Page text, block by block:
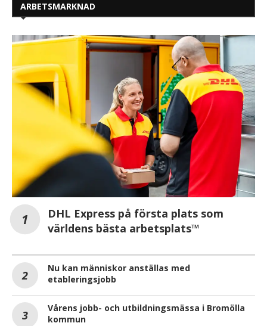
ARBETSMARKNAD
DHL Express på första plats som
världens bästa arbetsplats™
Nu kan människor anställas med
etableringsjobb
Vårens jobb- och utbildningsmässa i Bromölla
kommun